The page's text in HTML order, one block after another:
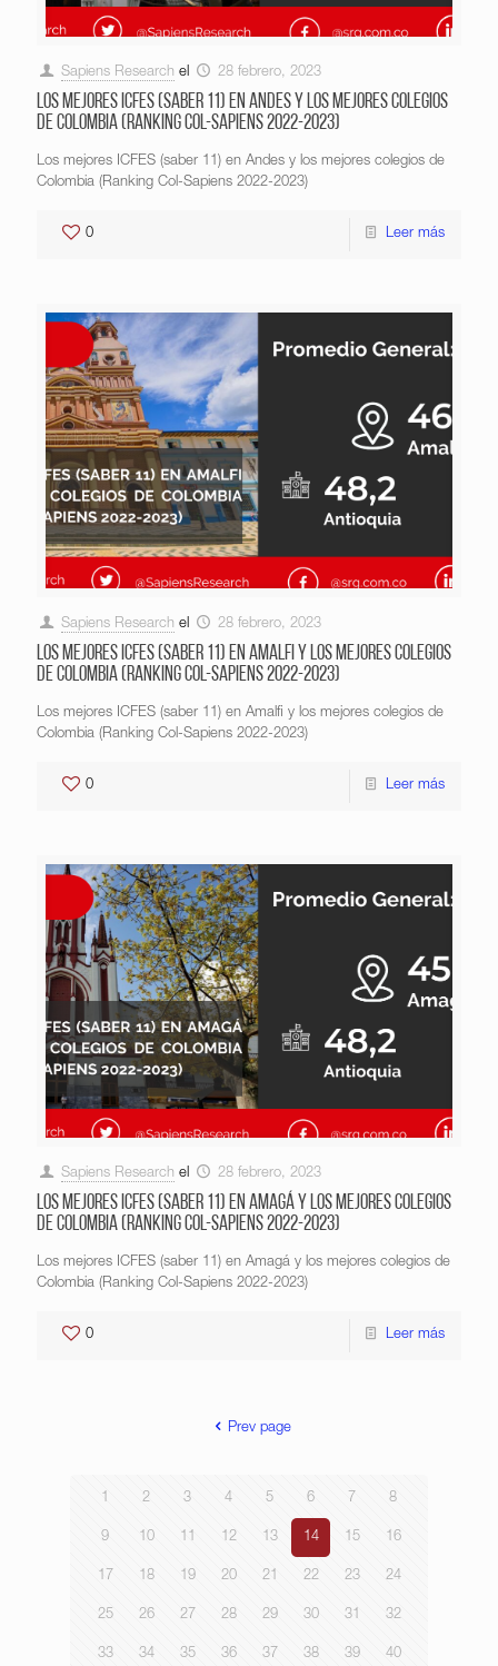
Sapiens Research el 28 febrero, 2023
Los mejores ICFES (saber 11) en Andes y los mejores colegios
de Colombia (Ranking Col-Sapiens 2022-2023)
Los mejores ICFES (saber 11) en Andes y los mejores colegios de
Colombia (Ranking Col-Sapiens 2022-2023)
0 Leer más
Sapiens Research el 28 febrero, 2023
Los mejores ICFES (saber 11) en Amalfi y los mejores colegios
de Colombia (Ranking Col-Sapiens 2022-2023)
Los mejores ICFES (saber 11) en Amalfi y los mejores colegios de
Colombia (Ranking Col-Sapiens 2022-2023)
0 Leer más
Sapiens Research el 28 febrero, 2023
Los mejores ICFES (saber 11) en Amagá y los mejores colegios
de Colombia (Ranking Col-Sapiens 2022-2023)
Los mejores ICFES (saber 11) en Amagá y los mejores colegios de
Colombia (Ranking Col-Sapiens 2022-2023)
0 Leer más
Prev page
1 2 3 4 5 6 7 8
9 10 11 12 13 14 15 16
17 18 19 20 21 22 23 24
25 26 27 28 29 30 31 32
33 34 35 36 37 38 39 40